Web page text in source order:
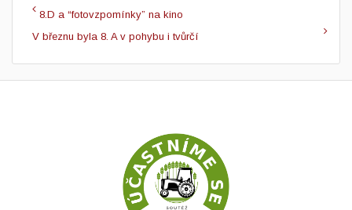
8.D a “fotovzpomínky” na kino
V březnu byla 8. A v pohybu i tvůrčí